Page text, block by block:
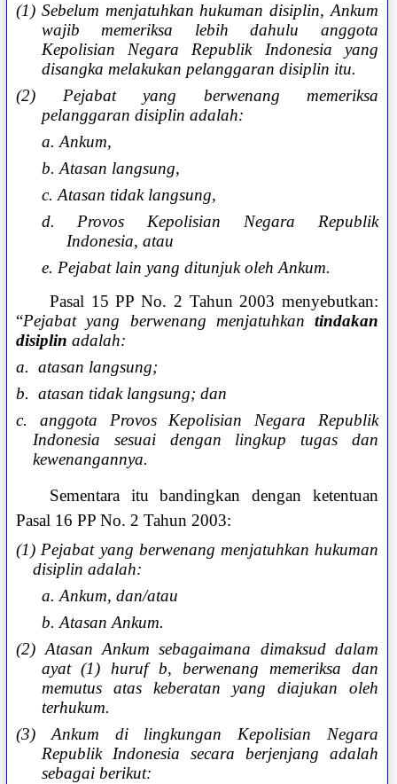
(1) Sebelum menjatuhkan hukuman disiplin, Ankum
wajib memeriksa lebih dahulu anggota
Kepolisian Negara Republik Indonesia yang
disangka melakukan pelanggaran disiplin itu.
(2) Pejabat yang berwenang memeriksa
pelanggaran disiplin adalah:
a. Ankum,
b. Atasan langsung,
c. Atasan tidak langsung,
d. Provos Kepolisian Negara Republik
Indonesia, atau
e. Pejabat lain yang ditunjuk oleh Ankum.
Pasal 15 PP No. 2 Tahun 2003 menyebutkan:
“Pejabat yang berwenang menjatuhkan tindakan
disiplin adalah:
a. atasan langsung;
b. atasan tidak langsung; dan
c. anggota Provos Kepolisian Negara Republik
Indonesia sesuai dengan lingkup tugas dan
kewenangannya.
Sementara itu bandingkan dengan ketentuan
Pasal 16 PP No. 2 Tahun 2003:
(1) Pejabat yang berwenang menjatuhkan hukuman
disiplin adalah:
a. Ankum, dan/atau
b. Atasan Ankum.
(2) Atasan Ankum sebagaimana dimaksud dalam
ayat (1) huruf b, berwenang memeriksa dan
memutus atas keberatan yang diajukan oleh
terhukum.
(3) Ankum di lingkungan Kepolisian Negara
Republik Indonesia secara berjenjang adalah
sebagai berikut: